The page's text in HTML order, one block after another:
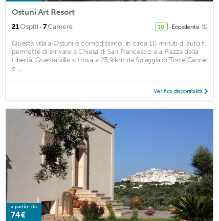
Ostuni Art Resort
21Ospiti · 7Camere 10 Eccellente (1)
Questa villa a Ostuni è comodissimo, in circa 10 minuti di auto ti
permette di arrivare a Chiesa di San Francesco e a Piazza della
Libertà. Questa villa si trova a 23,9 km da Spiaggia di Torre Canne
e ...
Verifica disponibilità
a partire da
74€